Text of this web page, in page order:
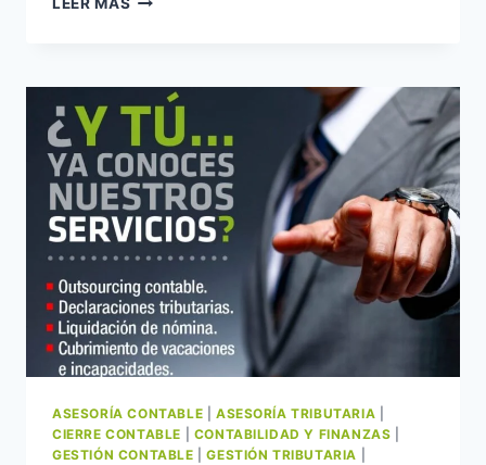
LEER MÁS
INTERNO:
CUÁNDO
CONVIENE
CADA
UNO
(CON
ESCENARIOS
DE
EMPRESA).
ASESORÍA CONTABLE ASESORÍA TRIBUTARIA
CIERRE CONTABLE
CONTABILIDAD Y FINANZAS
GESTIÓN CONTABLE |GESTIÓN TRIBUTARIA